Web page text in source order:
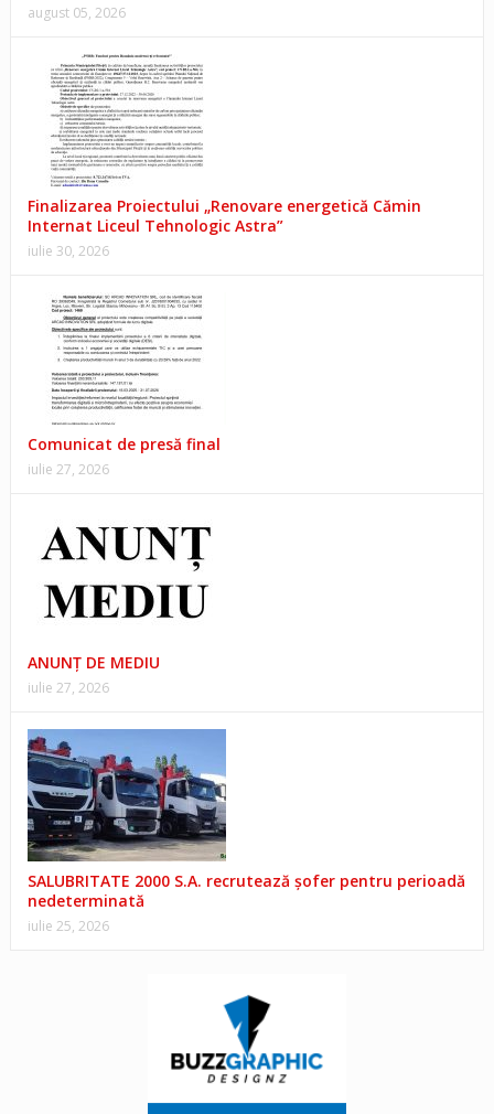
august 05, 2026
Finalizarea Proiectului „Renovare energetică Cămin
Internat Liceul Tehnologic Astra”
iulie 30, 2026
Comunicat de presă final
iulie 27, 2026
ANUNŢ DE MEDIU
iulie 27, 2026
SALUBRITATE 2000 S.A. recrutează șofer pentru perioadă
nedeterminată
iulie 25, 2026